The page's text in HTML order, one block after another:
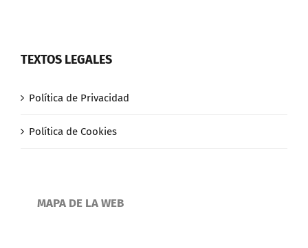
TEXTOS LEGALES
Política de Privacidad
Política de Cookies
MAPA DE LA WEB